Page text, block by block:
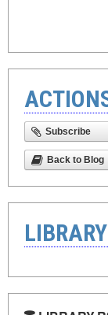
Subscribe
Back to Blog